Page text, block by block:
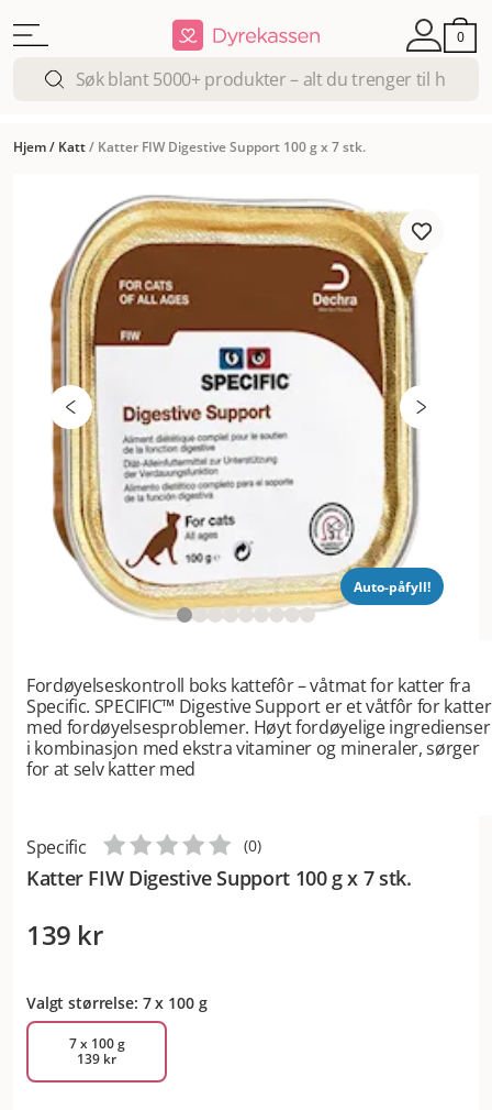
0
Hjem/ Katt/ Katter FIW Digestive Support 100 g x 7 stk.
Auto-påfyll!
Fordøyelseskontroll boks kattefôr – våtmat for katter fra
Specific. SPECIFIC™ Digestive Support er et våtfôr for katter
med fordøyelsesproblemer. Høyt fordøyelige ingredienser
i kombinasjon med ekstra vitaminer og mineraler, sørger
for at selv katter med
Specific
Katter FIW Digestive Support 100 g x 7 stk.
(0)
139 kr
Valgt størrelse: 7 x 100 g
7 x 100 g
139 kr